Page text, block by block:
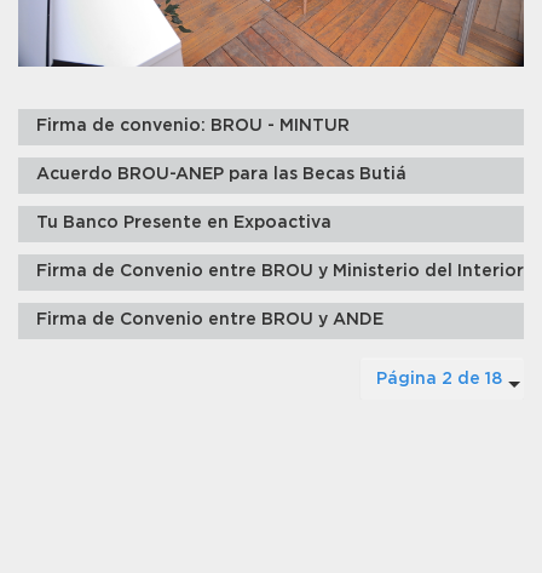
Firma de convenio: BROU - MINTUR
Acuerdo BROU-ANEP para las Becas Butiá
Tu Banco Presente en Expoactiva
Firma de Convenio entre BROU y Ministerio del Interior
Firma de Convenio entre BROU y ANDE
Página 2 de 18